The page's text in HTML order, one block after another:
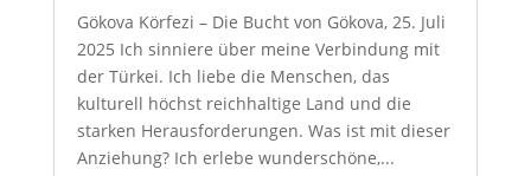
Gökova Körfezi – Die Bucht von Gökova, 25. Juli
2025 Ich sinniere über meine Verbindung mit
der Türkei. Ich liebe die Menschen, das
kulturell höchst reichhaltige Land und die
starken Herausforderungen. Was ist mit dieser
Anziehung? Ich erlebe wunderschöne,...